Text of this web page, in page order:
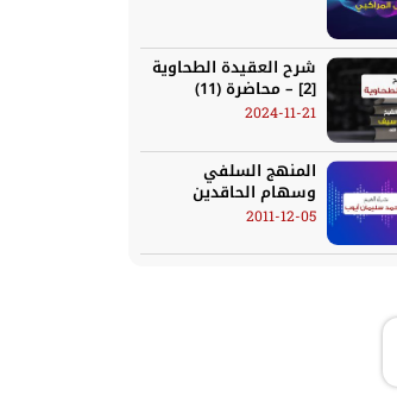
شرح العقيدة الطحاوية
[2] – محاضرة (11)
2024-11-21
المنهج السلفي
وسهام الحاقدين
2011-12-05